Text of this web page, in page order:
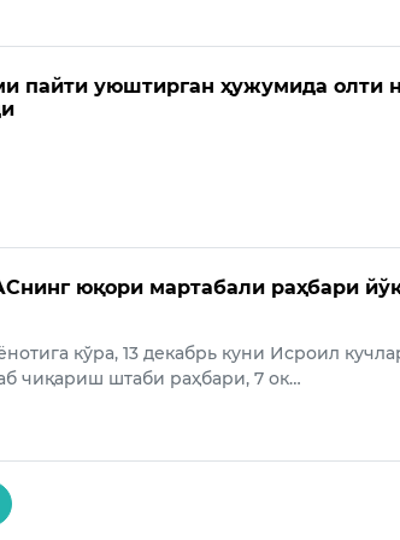
пайти уюштирган ҳужумида олти
юқори мартабали раҳбари
кўра, 13 декабрь куни Исроил
чиқариш штаби раҳбари, 7 ок…